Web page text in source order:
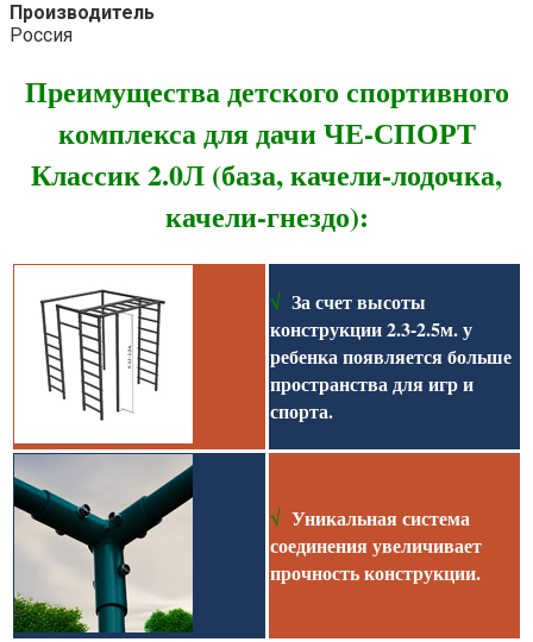
Производитель
Россия
Преимущества детского спортивного
комплекса для дачи ЧЕ-СПОРТ
Классик 2.0Л (база, качели-лодочка,
качели-гнездо):
√ За счет высоты
конструкции 2.3-2.5м. у
ребенка появляется больше
пространства для игр и
спорта.
√ Уникальная система
соединения увеличивает
прочность конструкции.